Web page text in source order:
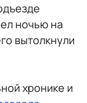
ночью на
вытолкнули
хронике и